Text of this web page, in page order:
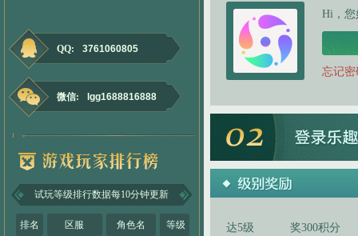
QQ: 3761060805
微信: lgg1688816888
试玩等级排行数据每10分钟更新
排名 区服 角色名 等级
Hi，您
忘记密
达5级 奖300积分